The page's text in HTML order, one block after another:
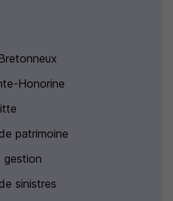
Honorine
patrimoine
gestion
sinistres